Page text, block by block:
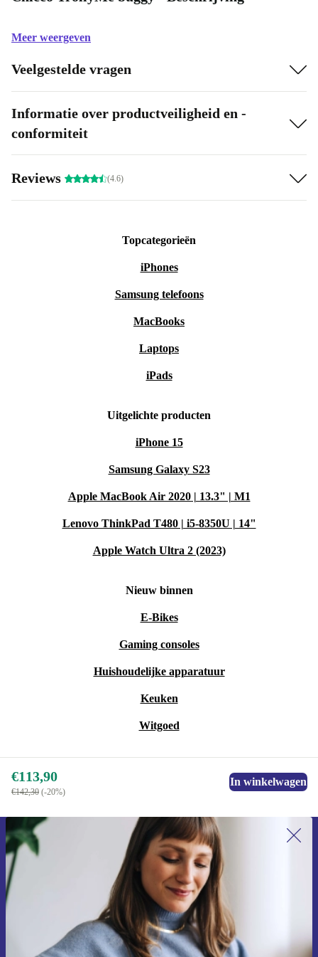
Meer weergeven
Veelgestelde vragen
Informatie over productveiligheid en -
conformiteit
Reviews (4.6)
Topcategorieën
iPhones
Samsung telefoons
MacBooks
Laptops
iPads
Uitgelichte producten
iPhone 15
Samsung Galaxy S23
Apple MacBook Air 2020 | 13.3" | M1
Lenovo ThinkPad T480 | i5-8350U | 14"
Apple Watch Ultra 2 (2023)
Nieuw binnen
E-Bikes
Gaming consoles
Huishoudelijke apparatuur
Keuken
Witgoed
€113,90
€142,30 (-20%)
In winkelwagen
Meld je aan voor onze nieuwsbrief en
ontvang €15 korting!
Mis nooit meer een aanbieding.